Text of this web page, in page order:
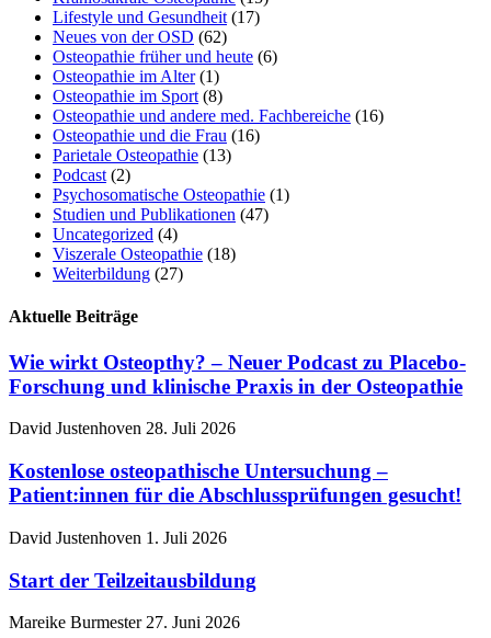
Lifestyle und Gesundheit (17)
Neues von der OSD (62)
Osteopathie früher und heute (6)
Osteopathie im Alter(1)
Osteopathie im Sport (8)
Osteopathie und andere med. Fachbereiche (16)
Osteopathie und die Frau (16)
Parietale Osteopathie (13)
Podcast (2)
Psychosomatische Osteopathie (1)
Studien und Publikationen (47)
Uncategorized (4)
Viszerale Osteopathie (18)
Weiterbildung (27)
Aktuelle Beiträge
Wie wirkt Osteopthy? – Neuer Podcast zu Placebo-
Forschung und klinische Praxis in der Osteopathie
David Justenhoven 28. Juli 2026
Kostenlose osteopathische Untersuchung –
Patient:innen für die Abschlussprüfungen gesucht!
David Justenhoven 1. Juli 2026
Start der Teilzeitausbildung
Mareike Burmester 27. Juni 2026